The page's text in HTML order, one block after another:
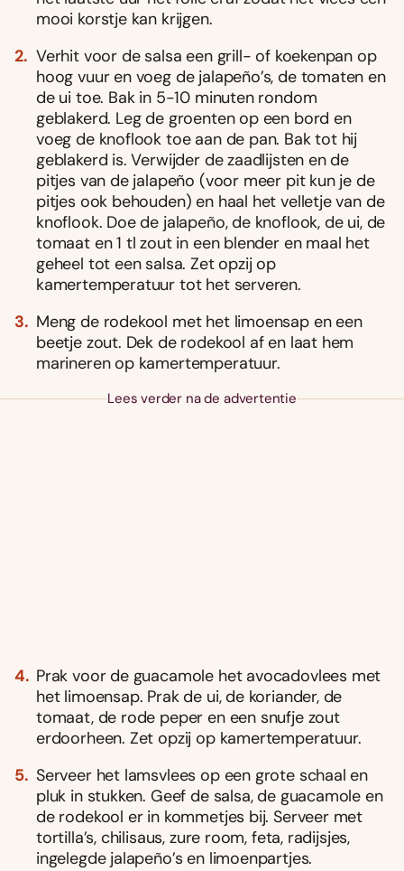
mooi korstje kan krijgen.
Verhit voor de salsa een grill- of koekenpan op
hoog vuur en voeg de jalapeño’s, de tomaten en
de ui toe. Bak in 5-10 minuten rondom
geblakerd. Leg de groenten op een bord en
voeg de knoflook toe aan de pan. Bak tot hij
geblakerd is. Verwijder de zaadlijsten en de
pitjes van de jalapeño (voor meer pit kun je de
pitjes ook behouden) en haal het velletje van de
knoflook. Doe de jalapeño, de knoflook, de ui, de
tomaat en 1 tl zout in een blender en maal het
geheel tot een salsa. Zet opzij op
kamertemperatuur tot het serveren.
Meng de rodekool met het limoensap en een
beetje zout. Dek de rodekool af en laat hem
marineren op kamertemperatuur.
Lees verder na de advertentie
Prak voor de guacamole het avocadovlees met
het limoensap. Prak de ui, de koriander, de
tomaat, de rode peper en een snufje zout
erdoorheen. Zet opzij op kamertemperatuur.
Serveer het lamsvlees op een grote schaal en
pluk in stukken. Geef de salsa, de guacamole en
de rodekool er in kommetjes bij. Serveer met
tortilla’s, chilisaus, zure room, feta, radijsjes,
ingelegde jalapeño’s en limoenpartjes.